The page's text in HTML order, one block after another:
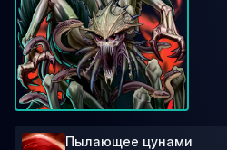
Пылающее цунами